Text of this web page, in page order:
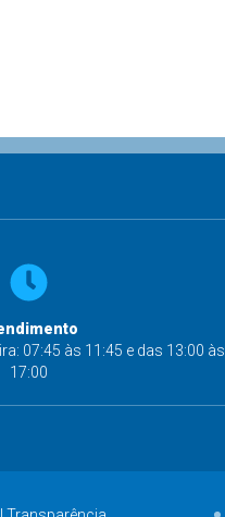
07:45 às 11:45 e das 13:00 às
17:00